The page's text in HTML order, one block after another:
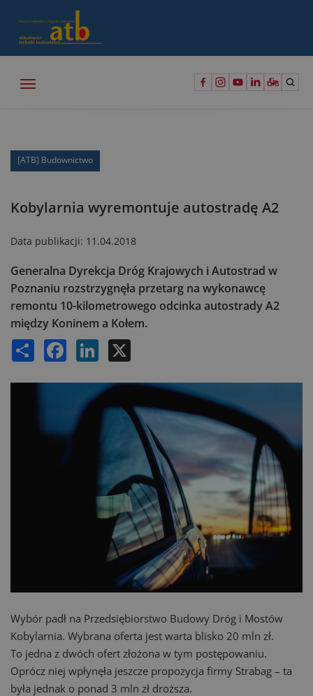
[ATB] Budownictwo
Kobylarnia wyremontuje autostradę A2
Data publikacji: 11.04.2018
Generalna Dyrekcja Dróg Krajowych i Autostrad w
Poznaniu rozstrzygnęła przetarg na wykonawcę
remontu 10-kilometrowego odcinka autostrady A2
między Koninem a Kołem.
Share Facebook LinkedIn
Wybór padł na Przedsiębiorstwo Budowy Dróg i Mostów
Kobylarnia. Wybrana oferta jest warta blisko 20 mln zł.
To jedna z dwóch ofert złożona w tym postępowaniu.
Oprócz niej wpłynęła jeszcze propozycja firmy Strabag – ta
była jednak o ponad 3 mln zł droższa.